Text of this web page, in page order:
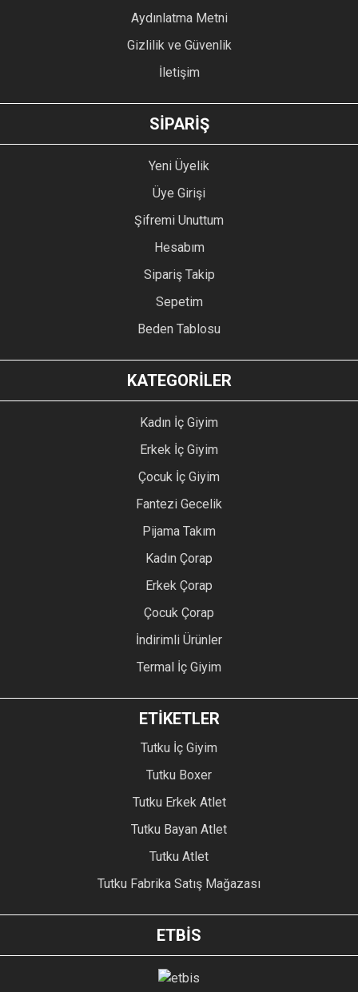
GÖNDER
Aydınlatma Metni
Gizlilik ve Güvenlik
İletişim
SİPARİŞ
Yeni Üyelik
Üye Girişi
Şifremi Unuttum
Hesabım
Sipariş Takip
Sepetim
Beden Tablosu
KATEGORİLER
Kadın İç Giyim
Erkek İç Giyim
Çocuk İç Giyim
Fantezi Gecelik
Pijama Takım
Kadın Çorap
Erkek Çorap
Çocuk Çorap
İndirimli Ürünler
Termal İç Giyim
ETİKETLER
Tutku İç Giyim
Tutku Boxer
Tutku Erkek Atlet
Tutku Bayan Atlet
Tutku Atlet
Tutku Fabrika Satış Mağazası
ETBİS